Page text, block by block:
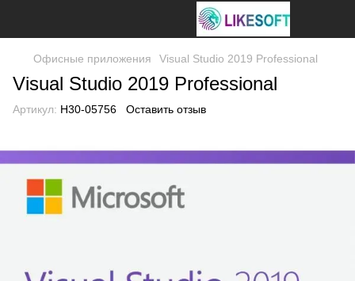
Офисные приложения Visual Studio 2019 Professional
Visual Studio 2019 Professional
Артикул: H30-05756 Оставить отзыв